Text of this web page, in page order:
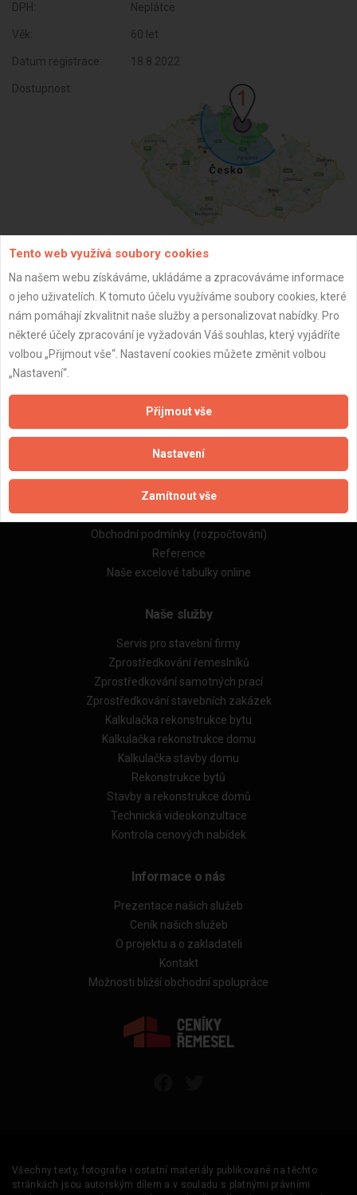
DPH: Neplátce
Věk: 60 let
Datum registrace: 18.8.2022
Dostupnost:
ZPĚT
Aktualizováno z portálu ARES dne 29.12.2023 19:30:10
Důležité informace
Naše firmy a řemeslníci
Zpracování a ochrana osobních údajů
Zásady pro používání souborů cookie
Obchodní podmínky (zprostředkování)
Obchodní podmínky (rozpočtování)
Reference
Naše excelové tabulky online
Naše služby
Servis pro stavební firmy
Zprostředkování řemeslníků
Zprostředkování samotných prací
Zprostředkování stavebních zakázek
Kalkulačka rekonstrukce bytu
Kalkulačka rekonstrukce domu
Kalkulačka stavby domu
Rekonstrukce bytů
Stavby a rekonstrukce domů
Technická videokonzultace
Kontrola cenových nabídek
Informace o nás
Prezentace našich služeb
Ceník našich služeb
O projektu a o zakladateli
Kontakt
Možnosti bližší obchodní spolupráce
Všechny texty, fotografie i ostatní materiály publikované na těchto
stránkách jsou autorským dílem a v souladu s platnými právními
Tento web využívá soubory cookies
Na našem webu získáváme, ukládáme a zpracováváme informace
o jeho uživatelích. K tomuto účelu využíváme soubory cookies, které
nám pomáhají zkvalitnit naše služby a personalizovat nabídky. Pro
některé účely zpracování je vyžadován Váš souhlas, který vyjádříte
volbou „Přijmout vše“. Nastavení cookies můžete změnit volbou
„Nastavení“.
Přijmout vše
Nastavení
Zamítnout vše